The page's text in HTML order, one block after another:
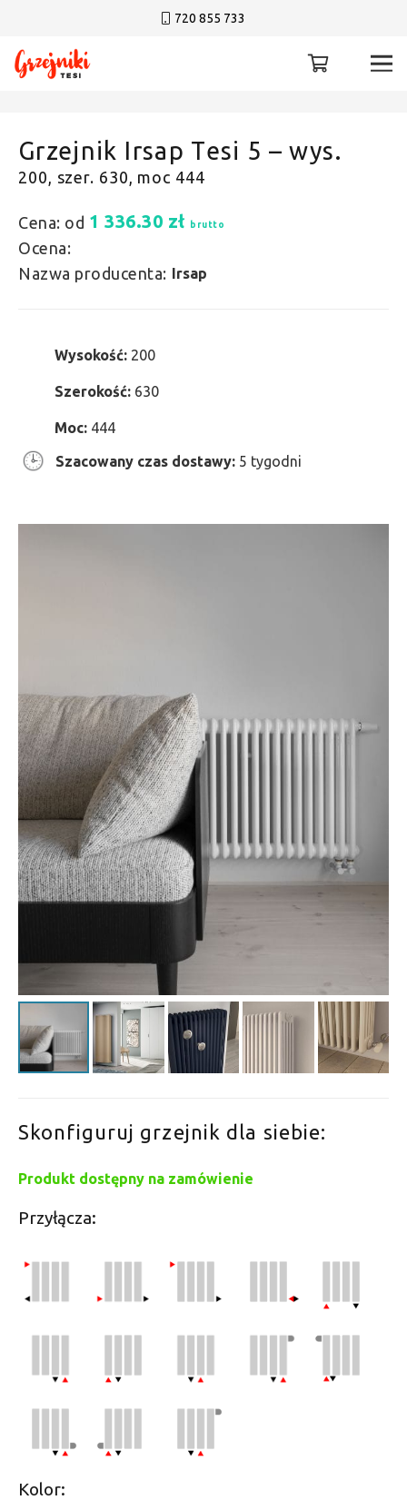
720 855 733
Grzejnik Irsap Tesi 5 – wys.
200, szer. 630, moc 444
Cena: od 1 336.30 zł brutto
Ocena:
Nazwa producenta: Irsap
Wysokość: 200
Szerokość: 630
Moc: 444
Szacowany czas dostawy: 5 tygodni
Skonfiguruj grzejnik dla siebie:
Produkt dostępny na zamówienie
Przyłącza:
Kolor: